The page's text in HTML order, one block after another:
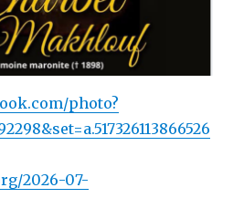
photo?
2026-07-